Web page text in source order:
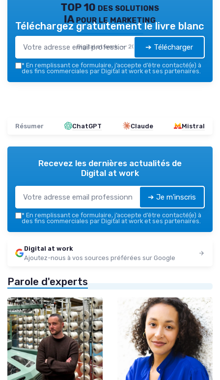
TOP 10 des solutions
IA pour le marketing
Digital at work — 2026
Téléchargez gratuitement le livre blanc
➔ Télécharger
* En remplissant ce formulaire, j’accepte d’être contacté(e) à
des fins commerciales par Digital at work et ses partenaires.
Résumer ChatGPT Claude Mistral
Recevez les dernières actualités de
Digital at work
➔ Je m'inscris
* En remplissant ce formulaire, j’accepte d’être contacté(e) à
des fins commerciales par Digital at work et ses partenaires.
Digital at work
Ajoutez-nous à vos sources préférées sur Google
Parole d'experts